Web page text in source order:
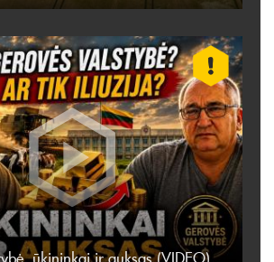
ūkininkai ir auksas (VIDEO)